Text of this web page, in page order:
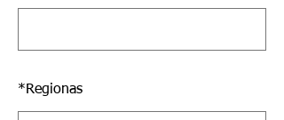
*Regionas